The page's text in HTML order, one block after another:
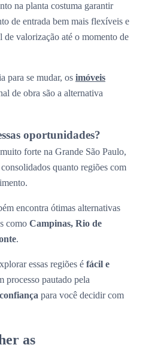
na planta costuma garantir
de entrada bem mais flexíveis e
de valorização até o momento de
para se mudar, os imóveis
de obra são a alternativa
oportunidades?
forte na Grande São Paulo,
quanto regiões com
encontra ótimas alternativas
como Campinas, Rio de
.
essas regiões é fácil e
processo pautado pela
confiança para você decidir com
as